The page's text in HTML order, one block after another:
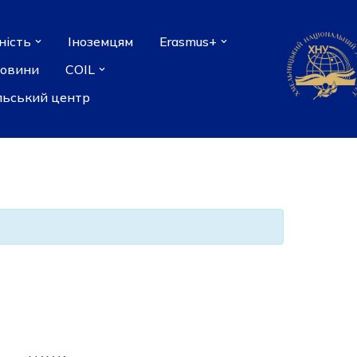
Іноземцям
Erasmus+
COIL
центр